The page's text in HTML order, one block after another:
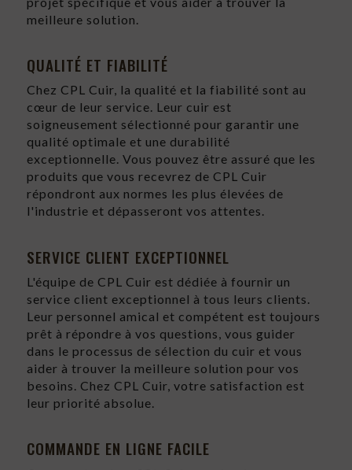
meilleure solution.
QUALITÉ ET FIABILITÉ
Chez CPL Cuir, la qualité et la fiabilité sont au
cœur de leur service. Leur cuir est
soigneusement sélectionné pour garantir une
qualité optimale et une durabilité
exceptionnelle. Vous pouvez être assuré que les
produits que vous recevrez de CPL Cuir
répondront aux normes les plus élevées de
l'industrie et dépasseront vos attentes.
SERVICE CLIENT EXCEPTIONNEL
L'équipe de CPL Cuir est dédiée à fournir un
service client exceptionnel à tous leurs clients.
Leur personnel amical et compétent est toujours
prêt à répondre à vos questions, vous guider
dans le processus de sélection du cuir et vous
aider à trouver la meilleure solution pour vos
besoins. Chez CPL Cuir, votre satisfaction est
leur priorité absolue.
COMMANDE EN LIGNE FACILE